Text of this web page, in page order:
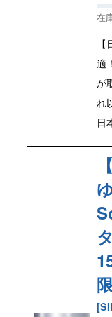
在
適
が
れ
日
[